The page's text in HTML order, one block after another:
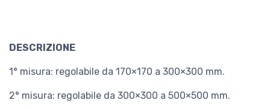
DESCRIZIONE
1° misura: regolabile da 170×170 a 300×300 mm.
2° misura: regolabile da 300×300 a 500×500 mm.